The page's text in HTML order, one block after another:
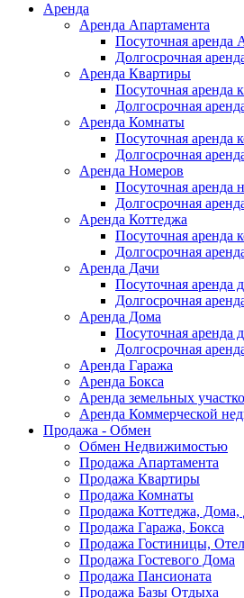
Аренда
Аренда Апартамента
Посуточная аренда
Долгосрочная
Аренда Квартиры
Посуточная аренда
Долгосрочная
Аренда Комнаты
Посуточная аренда
Долгосрочная
Аренда Номеров
Посуточная аренда
Долгосрочная
Аренда Коттеджа
Посуточная аренда
Долгосрочная
Аренда Дачи
Посуточная аренда
Долгосрочная
Аренда Дома
Посуточная аренда
Долгосрочная
Аренда Гаража
Аренда Бокса
Аренда земельных
Аренда Коммерческой
Продажа - Обмен
Обмен Недвижимостью
Продажа Апартамента
Продажа Квартиры
Продажа Комнаты
Продажа Коттеджа, Дома,
Продажа Гаража, Бокса
Продажа Гостиницы,
Продажа Гостевого Дома
Продажа Пансионата
Продажа Базы Отдыха